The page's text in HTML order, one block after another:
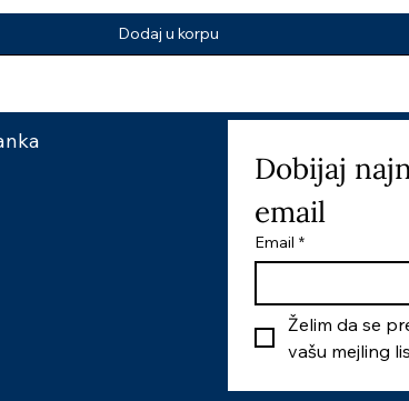
Dodaj u korpu
Dobijaj
email
Email *
Želim da se
vašu mejling